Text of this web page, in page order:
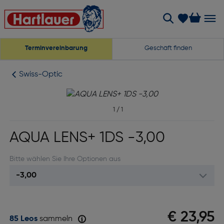
Terminvereinbarung Geschäft finden
Swiss-Optic
1 / 1
AQUA LENS+ 1DS -3,00
Bitte wählen Sie Ihre Optionen aus
€ 23,95
85 Leossammeln